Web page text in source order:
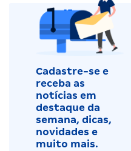
Cadastre-se e
receba as
notícias em
destaque da
semana, dicas,
novidades e
muito mais.